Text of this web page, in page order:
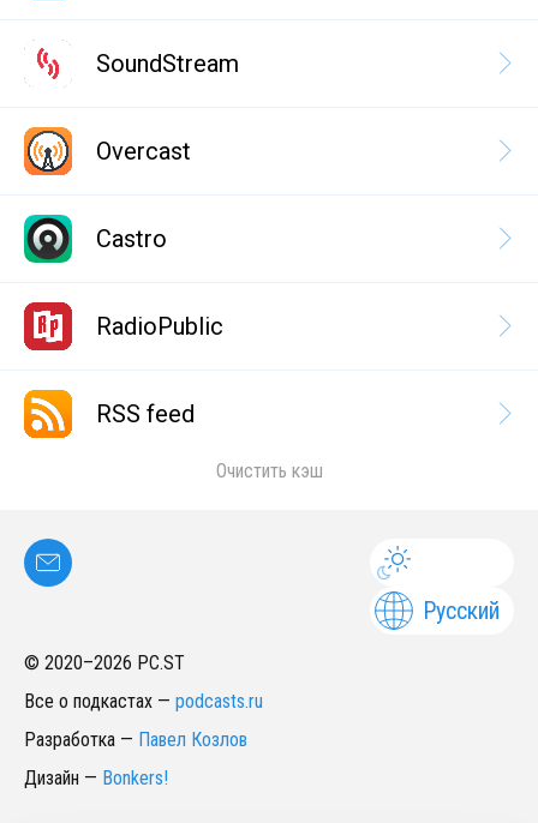
SoundStream
Overcast
Castro
RadioPublic
RSS feed
Очистить кэш
Русский
© 2020–2026 PC.ST
Все о подкастах — podcasts.ru
Разработка — Павел Козлов
Дизайн — Bonkers!